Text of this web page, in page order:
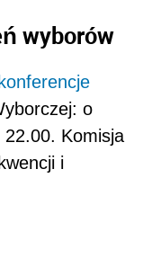
wyborów
konferencje
o
Komisja
i